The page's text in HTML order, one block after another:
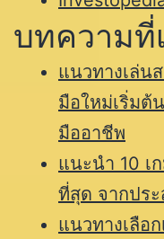
บทความที่
แนวทางเล่น
มือใหม่เริ่มต้
มืออาชีพ
แนะนำ 10 เ
ที่สุด จากปร
แนวทางเลือ